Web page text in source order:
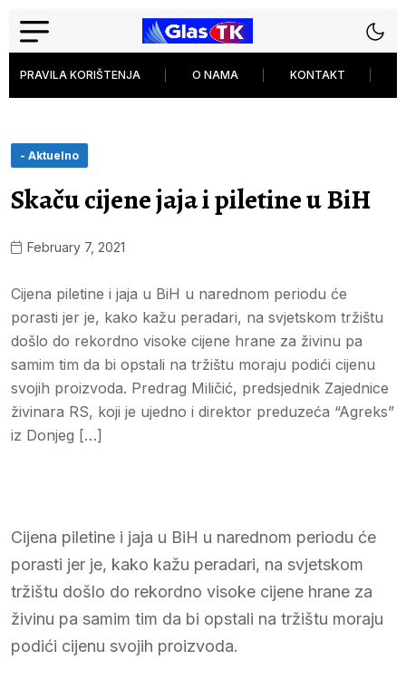
PRAVILA KORIŠTENJA O NAMA KONTAKT
- Aktuelno
Skaču cijene jaja i piletine u BiH
February 7, 2021
Cijena piletine i jaja u BiH u narednom periodu će
porasti jer je, kako kažu peradari, na svjetskom tržištu
došlo do rekordno visoke cijene hrane za živinu pa
samim tim da bi opstali na tržištu moraju podići cijenu
svojih proizvoda. Predrag Miličić, predsjednik Zajednice
živinara RS, koji je ujedno i direktor preduzeća “Agreks”
iz Donjeg […]
Cijena piletine i jaja u BiH u narednom periodu će
porasti jer je, kako kažu peradari, na svjetskom
tržištu došlo do rekordno visoke cijene hrane za
živinu pa samim tim da bi opstali na tržištu moraju
podići cijenu svojih proizvoda.